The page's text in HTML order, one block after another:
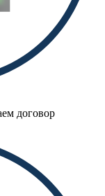
договор